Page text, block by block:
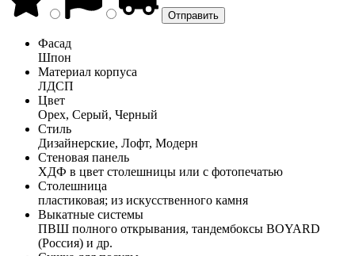
Фасад
Шпон
Материал корпуса
ЛДСП
Цвет
Орех, Серый, Черный
Стиль
Дизайнерские, Лофт, Модерн
Стеновая панель
ХДФ в цвет столешницы или с фотопечатью
Столешница
пластиковая; из искусственного камня
Выкатные системы
ПВШ полного открывания, тандембоксы BOYARD
(Россия) и др.